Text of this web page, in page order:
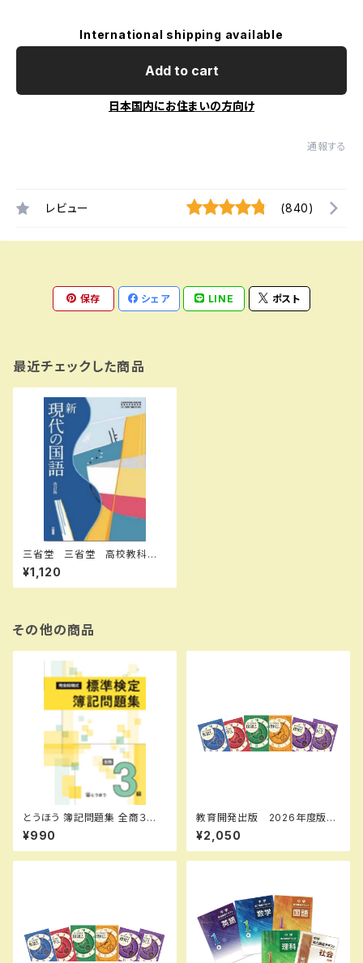
International shipping available
Add to cart
日本国内にお住まいの方向け
通報する
レビュー (840)
保存 シェア LINE ポスト
最近チェックした商品
三省堂 三省堂 高校教科
書 新 現代の国語 改訂
版 ［教番：現国015-902］ 新
品 ISBN：9784385727882
¥1,120
その他の商品
とうほう 簿記問題集 全商３
級 新品 問題集本体と別冊
解答つき ISBN：97848090
64401 ISBN-10：4809064
¥990
教育開発出版 2026年度版
新中学問題集 英語 中1～3
標準編 各学年（選択くださ
い） 新品完全セット
¥2,050